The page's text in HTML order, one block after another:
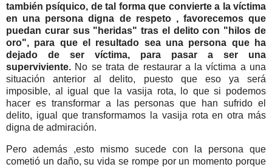
también psíquico, de tal forma que convierte a la víctima
en una persona digna de respeto , favorecemos que
puedan curar sus "heridas" tras el delito con "hilos de
oro", para que el resultado sea una persona que ha
dejado de ser víctima, para pasar a ser una
superviviente. No se trata de restaurar a la víctima a una
situación anterior al delito, puesto que eso ya será
imposible, al igual que la vasija rota, lo que si podemos
hacer es transformar a las personas que han sufrido el
delito, igual que transformamos la vasija rota en otra más
digna de admiración.
Pero además ,esto mismo sucede con la persona que
cometió un daño, su vida se rompe por un momento porque